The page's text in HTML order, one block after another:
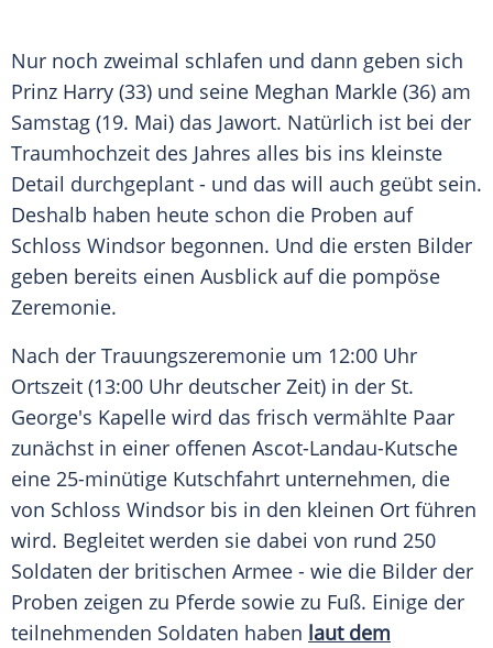
Nur noch zweimal schlafen und dann geben sich
Prinz Harry (33) und seine Meghan Markle (36) am
Samstag (19. Mai) das Jawort. Natürlich ist bei der
Traumhochzeit des Jahres alles bis ins kleinste
Detail durchgeplant - und das will auch geübt sein.
Deshalb haben heute schon die Proben auf
Schloss Windsor begonnen. Und die ersten Bilder
geben bereits einen Ausblick auf die pompöse
Zeremonie.
Nach der Trauungszeremonie um 12:00 Uhr
Ortszeit (13:00 Uhr deutscher Zeit) in der St.
George's Kapelle wird das frisch vermählte Paar
zunächst in einer offenen Ascot-Landau-Kutsche
eine 25-minütige Kutschfahrt unternehmen, die
von Schloss Windsor bis in den kleinen Ort führen
wird. Begleitet werden sie dabei von rund 250
Soldaten der britischen Armee - wie die Bilder der
Proben zeigen zu Pferde sowie zu Fuß. Einige der
teilnehmenden Soldaten haben laut dem